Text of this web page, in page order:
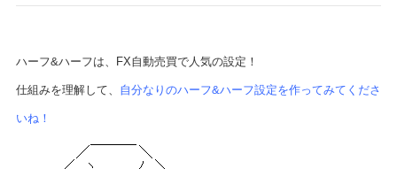
ハーフ&ハーフは、FX自動売買で人気の設定！
仕組みを理解して、 自分なりのハーフ&ハーフ設定を作ってみてくださ
いね！